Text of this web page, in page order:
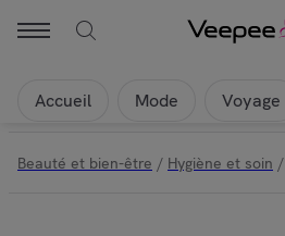
Accueil Mode Voyage
Beauté et bien-être / Hygiène et soin /